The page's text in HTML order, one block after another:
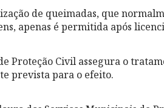
de queimadas, que
apenas é permitida após
Proteção Civil assegura o
prevista para o efeito.